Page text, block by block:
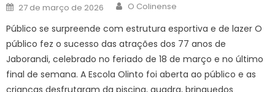
Posted
on
27 de março de 2026 Author
O Colinense
Público se surpreende com estrutura esportiva e de lazer O
público fez o sucesso das atrações dos 77 anos de
Jaborandi, celebrado no feriado de 18 de março e no último
final de semana. A Escola Olinto foi aberta ao público e as
crianças desfrutaram da piscina, quadra, brinquedos